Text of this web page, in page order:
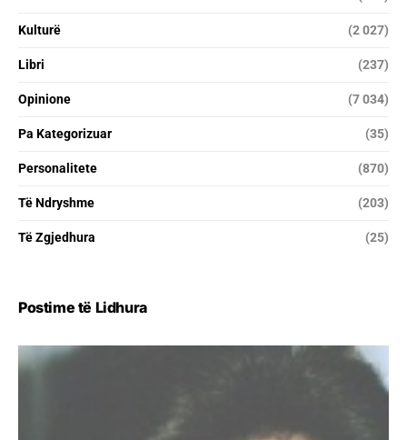
Kulturë (2 027)
Libri (237)
Opinione (7 034)
Pa Kategorizuar (35)
Personalitete (870)
Të Ndryshme (203)
Të Zgjedhura (25)
Postime të Lidhura